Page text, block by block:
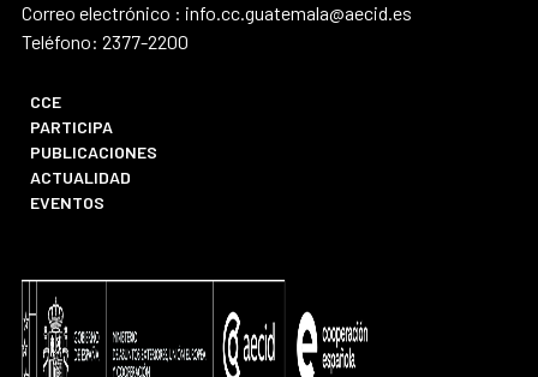
Correo electrónico : info.cc.guatemala@aecid.es
Teléfono: 2377-2200
CCE
PARTICIPA
PUBLICACIONES
ACTUALIDAD
EVENTOS